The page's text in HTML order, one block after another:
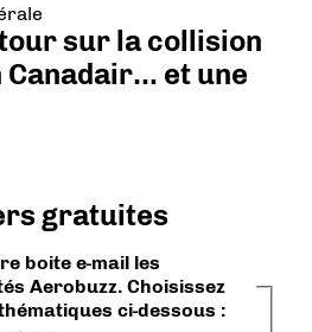
sur la collision
Canadair… et une
gratuites
boite e-mail les
Aerobuzz. Choisissez
ci-dessous :